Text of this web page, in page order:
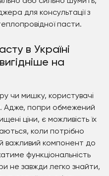
для консультації з
пасти.
в Україні
на
чи мишку, користувачі
Адже, попри обмежений
ціни, є можливість їх
коли потрібно
важливий компонент до
функціональність
не завжди легко знайти,